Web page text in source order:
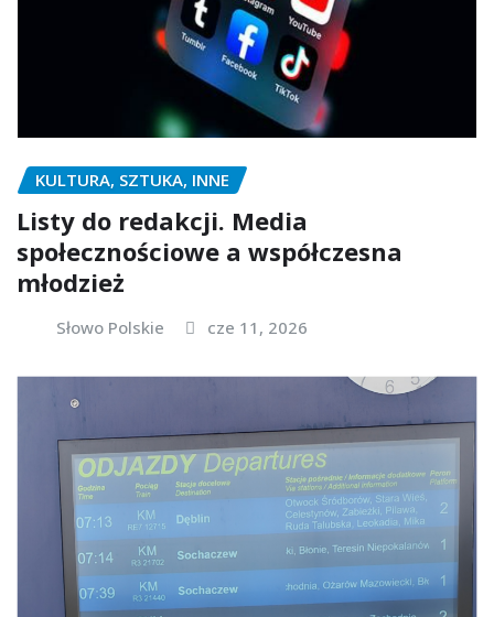
KULTURA, SZTUKA, INNE
Listy do redakcji. Media
społecznościowe a współczesna
młodzież
Słowo Polskie cze 11, 2026